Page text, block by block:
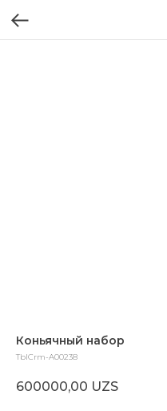
Коньячный набор
TblCrm-A00238
600000,00 UZS